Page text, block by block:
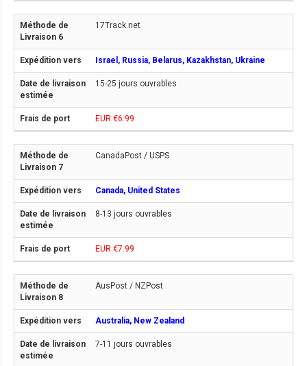
17Track.net
Israel, Russia, Belarus, Kazakhstan, Ukraine
15-25 jours ouvrables
EUR €6.99
CanadaPost / USPS
Canada, United States
8-13 jours ouvrables
EUR €7.99
AusPost / NZPost
Australia, New Zealand
7-11 jours ouvrables